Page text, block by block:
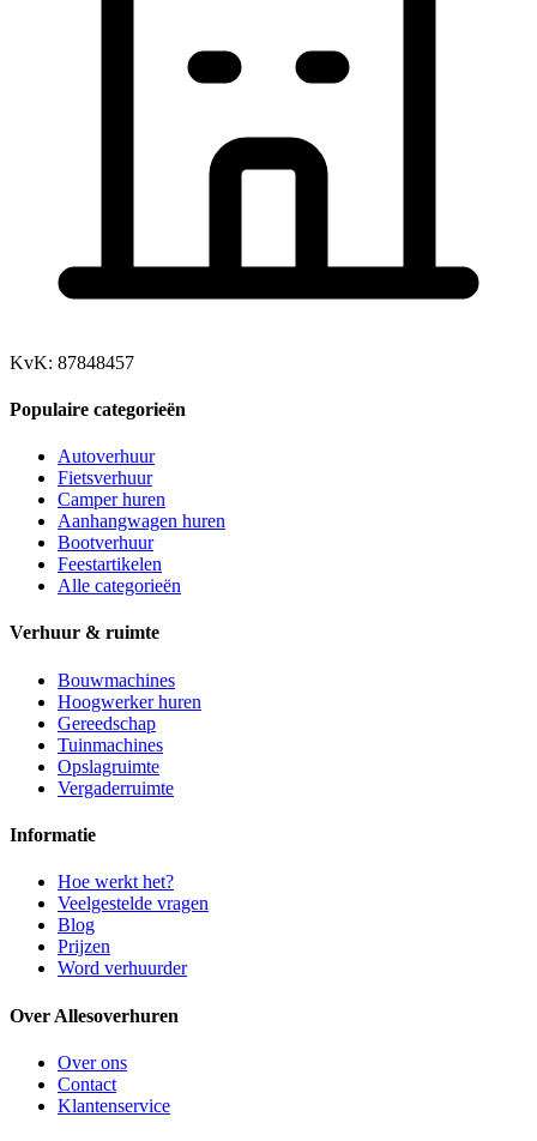
KvK: 87848457
Populaire categorieën
Autoverhuur
Fietsverhuur
Camper huren
Aanhangwagen huren
Bootverhuur
Feestartikelen
Alle categorieën
Verhuur & ruimte
Bouwmachines
Hoogwerker huren
Gereedschap
Tuinmachines
Opslagruimte
Vergaderruimte
Informatie
Hoe werkt het?
Veelgestelde vragen
Blog
Prijzen
Word verhuurder
Over Allesoverhuren
Over ons
Contact
Klantenservice